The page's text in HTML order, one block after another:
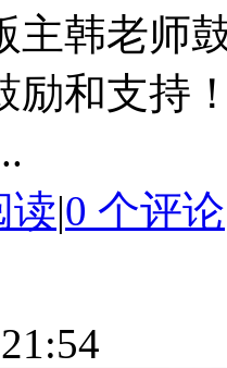
主韩老师
励和支持
读|0 个评论